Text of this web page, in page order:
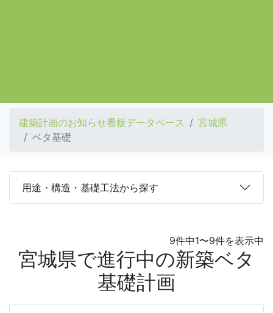
建築計画のお知らせ看板データベース
宮城県
ベタ基礎
用途・構造・基礎工法から探す
9件中1〜9件を表示中
宮城県で進行中の新築ベタ
基礎計画